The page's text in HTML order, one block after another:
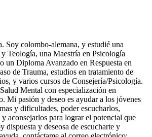
Soy colombo-alemana, y estudié una
Teología, una Maestría en Psicología
un Diploma Avanzado en Respuesta en
de Trauma, estudios en tratamiento de
y varios cursos de Consejería/Psicología.
Mental con especialización en
Mi pasión y deseo es ayudar a los jóvenes
y dificultades, poder escucharlos,
aconsejarlos para lograr el potencial que
dispuesta y deseosa de escucharte y